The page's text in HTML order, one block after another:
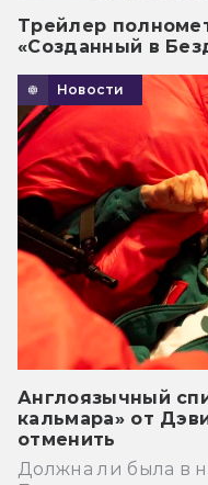
Трейлер
«Созданный в
Новости
Англоязычный
кальмара» от
отменить
Должна ли была в